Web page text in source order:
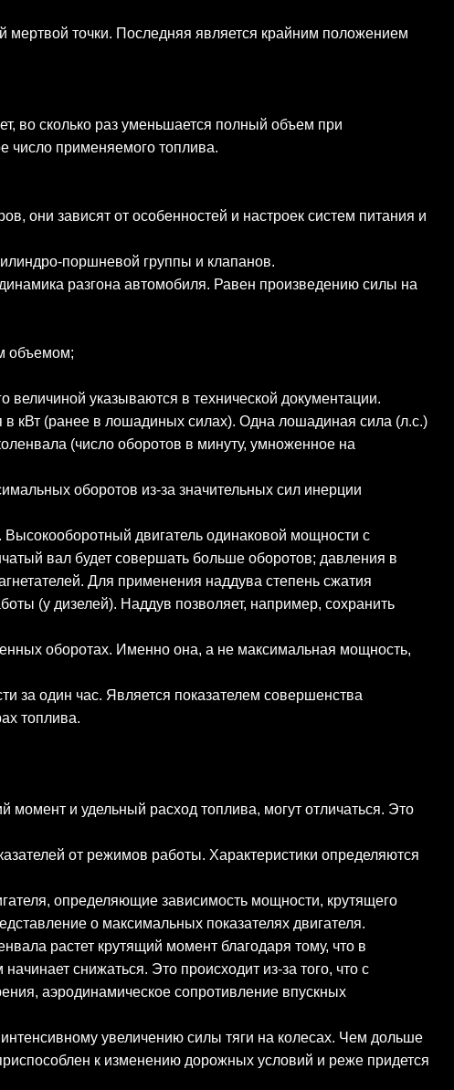
точки. Последняя является крайним положением
во сколько раз уменьшается полный объем при
число применяемого топлива.
они зависят от особенностей и настроек систем питания и
поршневой группы и клапанов.
разгона автомобиля. Равен произведению силы на
объемом;
указываются в технической документации.
кВт (ранее в лошадиных силах). Одна лошадиная сила (л.с.)
(число оборотов в минуту, умноженное на
оборотов из-за значительных сил инерции
двигатель одинаковой мощности с
вал будет совершать больше оборотов; давления в
Для применения наддува степень сжатия
(у дизелей). Наддув позволяет, например, сохранить
оборотах. Именно она, а не максимальная мощность,
за один час. Является показателем совершенства
топлива.
момент и удельный расход топлива, могут отличаться. Это
от режимов работы. Характеристики определяются
определяющие зависимость мощности, крутящего
о максимальных показателях двигателя.
растет крутящий момент благодаря тому, что в
снижаться. Это происходит из-за того, что с
аэродинамическое сопротивление впускных
увеличению силы тяги на колесах. Чем дольше
к изменению дорожных условий и реже придется